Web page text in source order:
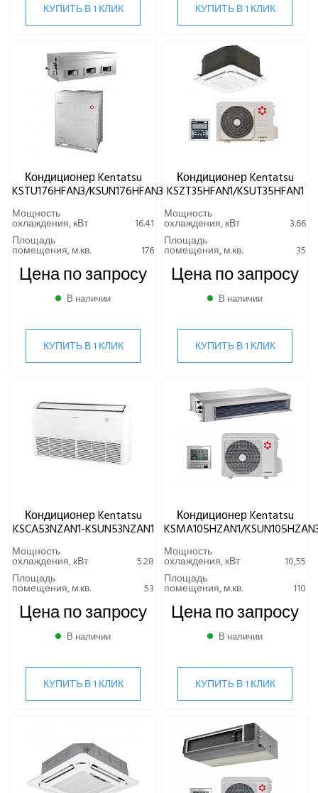
КУПИТЬ В 1 КЛИК КУПИТЬ В 1 КЛИК
Кондиционер Kentatsu
KSTU176HFAN3/KSUN176HFAN3
Мощность
охлаждения, кВт
16.41
Площадь
помещения, м.кв. 176
Цена по запросу
В наличии
КУПИТЬ В 1 КЛИК
Кондиционер Kentatsu
KSZT35HFAN1/KSUT35HFAN1
Мощность
охлаждения, кВт
3.66
Площадь
помещения, м.кв. 35
Цена по запросу
В наличии
КУПИТЬ В 1 КЛИК
Кондиционер Kentatsu
KSCA53NZAN1-KSUN53NZAN1
Мощность
охлаждения, кВт
5.28
Площадь
помещения, м.кв. 53
Цена по запросу
В наличии
КУПИТЬ В 1 КЛИК
Кондиционер Kentatsu
KSMA105HZAN1/
Мощность
охлаждения, кВт
10,55
Площадь
помещения, м.кв. 110
Цена по запросу
В наличии
КУПИТЬ В 1 КЛИК